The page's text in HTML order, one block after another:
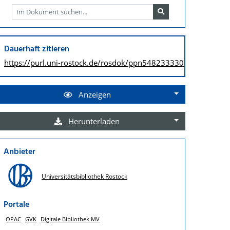
Dauerhaft zitieren
https://purl.uni-rostock.de/rosdok/ppn548233330
Anzeigen
Herunterladen
Anbieter
Universitätsbibliothek Rostock
Portale
OPAC GVK Digitale Bibliothek MV